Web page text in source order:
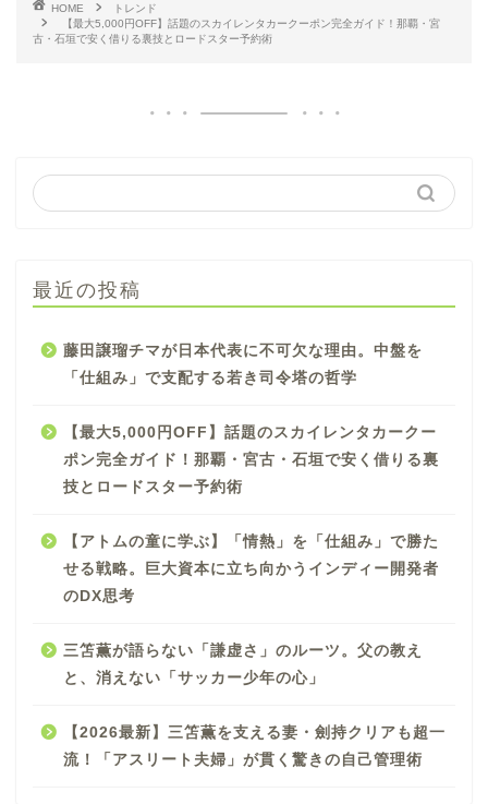
HOME
トレンド
【最大5,000円OFF】話題のスカイレンタカークーポン完全ガイド！那覇・宮
古・石垣で安く借りる裏技とロードスター予約術
最近の投稿
藤田譲瑠チマが日本代表に不可欠な理由。中盤を
「仕組み」で支配する若き司令塔の哲学
【最大5,000円OFF】話題のスカイレンタカークー
ポン完全ガイド！那覇・宮古・石垣で安く借りる裏
技とロードスター予約術
【アトムの童に学ぶ】「情熱」を「仕組み」で勝た
せる戦略。巨大資本に立ち向かうインディー開発者
のDX思考
三笘薫が語らない「謙虚さ」のルーツ。父の教え
と、消えない「サッカー少年の心」
【2026最新】三笘薫を支える妻・劍持クリアも超一
流！「アスリート夫婦」が貫く驚きの自己管理術